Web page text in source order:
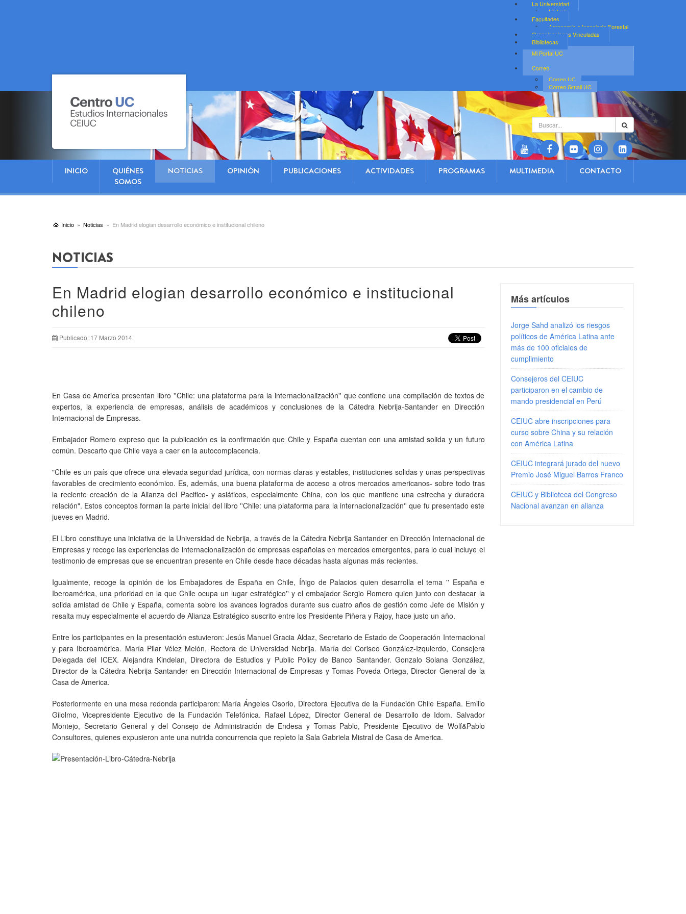
La Universidad
Historia
Facultades
Agronomía e Ingeniería Forestal
Organizaciones Vinculadas
Bibliotecas
Mi Portal UC
Correo
Correo UC
Correo Gmail UC
Buscar...
INICIO
QUIÉNES
SOMOS
NOTICIAS OPINIÓN PUBLICACIONES ACTIVIDADES PROGRAMAS MULTIMEDIA CONTACTO
Inicio Noticias En Madrid elogian desarrollo económico e institucional chileno
NOTICIAS
En Madrid elogian desarrollo económico e institucional
chileno
Publicado: 17 Marzo 2014
En Casa de America presentan libro ''Chile: una plataforma para la internacionalización'' que contiene una compilación de textos de
expertos, la experiencia de empresas, análisis de académicos y conclusiones de la Cátedra Nebrija-Santander en Dirección
Internacional de Empresas.
Embajador Romero expreso que la publicación es la confirmación que Chile y España cuentan con una amistad solida y un futuro
común. Descarto que Chile vaya a caer en la autocomplacencia.
"Chile es un país que ofrece una elevada seguridad jurídica, con normas claras y estables, instituciones solidas y unas perspectivas
favorables de crecimiento económico. Es, además, una buena plataforma de acceso a otros mercados americanos- sobre todo tras
la reciente creación de la Alianza del Pacifico- y asiáticos, especialmente China, con los que mantiene una estrecha y duradera
relación". Estos conceptos forman la parte inicial del libro ''Chile: una plataforma para la internacionalización'' que fu presentado este
jueves en Madrid.
El Libro constituye una iniciativa de la Universidad de Nebrija, a través de la Cátedra Nebrija Santander en Dirección Internacional de
Empresas y recoge las experiencias de internacionalización de empresas españolas en mercados emergentes, para lo cual incluye el
testimonio de empresas que se encuentran presente en Chile desde hace décadas hasta algunas más recientes.
Igualmente, recoge la opinión de los Embajadores de España en Chile, Íñigo de Palacios quien desarrolla el tema '' España e
Iberoamérica, una prioridad en la que Chile ocupa un lugar estratégico'' y el embajador Sergio Romero quien junto con destacar la
solida amistad de Chile y España, comenta sobre los avances logrados durante sus cuatro años de gestión como Jefe de Misión y
resalta muy especialmente el acuerdo de Alianza Estratégico suscrito entre los Presidente Piñera y Rajoy, hace justo un año.
Entre los participantes en la presentación estuvieron: Jesús Manuel Gracia Aldaz, Secretario de Estado de Cooperación Internacional
y para Iberoamérica. María Pilar Vélez Melón, Rectora de Universidad Nebrija. María del Coriseo González-Izquierdo, Consejera
Delegada del ICEX. Alejandra Kindelan, Directora de Estudios y Public Policy de Banco Santander. Gonzalo Solana González,
Director de la Cátedra Nebrija Santander en Dirección Internacional de Empresas y Tomas Poveda Ortega, Director General de la
Casa de America.
Posteriormente en una mesa redonda participaron: María Ángeles Osorio, Directora Ejecutiva de la Fundación Chile España. Emilio
Gilolmo, Vicepresidente Ejecutivo de la Fundación Telefónica. Rafael López, Director General de Desarrollo de Idom. Salvador
Montejo, Secretario General y del Consejo de Administración de Endesa y Tomas Pablo, Presidente Ejecutivo de Wolf&Pablo
Consultores, quienes expusieron ante una nutrida concurrencia que repleto la Sala Gabriela Mistral de Casa de America.
Más artículos
Jorge Sahd analizó los riesgos
políticos de América Latina ante
más de 100 oficiales de
cumplimiento
Consejeros del CEIUC
participaron en el cambio de
mando presidencial en Perú
CEIUC abre inscripciones para
curso sobre China y su relación
con América Latina
CEIUC integrará jurado del nuevo
Premio José Miguel Barros Franco
CEIUC y Biblioteca del Congreso
Nacional avanzan en alianza